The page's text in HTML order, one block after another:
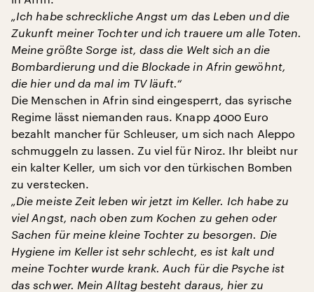
„Ich habe schreckliche Angst um das Leben und die
Zukunft meiner Tochter und ich trauere um alle Toten.
Meine größte Sorge ist, dass die Welt sich an die
Bombardierung und die Blockade in Afrin gewöhnt,
die hier und da mal im TV läuft.“
Die Menschen in Afrin sind eingesperrt, das syrische
Regime lässt niemanden raus. Knapp 4000 Euro
bezahlt mancher für Schleuser, um sich nach Aleppo
schmuggeln zu lassen. Zu viel für Niroz. Ihr bleibt nur
ein kalter Keller, um sich vor den türkischen Bomben
zu verstecken.
„Die meiste Zeit leben wir jetzt im Keller. Ich habe zu
viel Angst, nach oben zum Kochen zu gehen oder
Sachen für meine kleine Tochter zu besorgen. Die
Hygiene im Keller ist sehr schlecht, es ist kalt und
meine Tochter wurde krank. Auch für die Psyche ist
das schwer. Mein Alltag besteht daraus, hier zu